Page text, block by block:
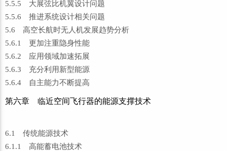
5.5.5 大展弦比机翼设计问题
5.5.6 推进系统设计相关问题
5.6 高空长航时无人机发展趋势分析
5.6.1 更加注重隐身性能
5.6.2 应用领域加速拓展
5.6.3 充分利用新型能源
5.6.4 自主能力不断提高
第六章 临近空间飞行器的能源支撑技术
6.1 传统能源技术
6.1.1 高能蓄电池技术